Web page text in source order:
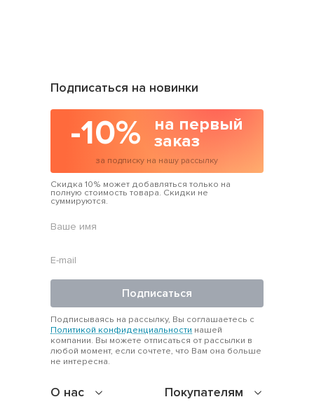
О нас Покупателям
Подписаться на новинки
-10%
на первый
заказ
за подписку на нашу рассылку
Скидка 10% может добавляться только на
полную стоимость товара. Скидки не
суммируются.
Подписаться
Подписываясь на рассылку, Вы соглашаетесь с
Политикой конфиденциальности нашей
компании. Вы можете отписаться от рассылки в
любой момент, если сочтете, что Вам она больше
не интересна.